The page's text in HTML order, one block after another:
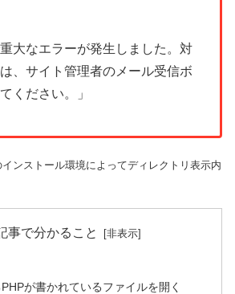
重大なエラーが発生しました。対
、サイト管理者のメール受信ボ
ください。」
ンストール環境によってディレクトリ表示内
事で分かること
が書かれているファイルを開く